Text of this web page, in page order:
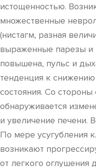
истощенностью.
множественные
(нистагм, разная
выраженные парезы и
повышена, пульс и
тенденция к
состояния. Со
обнаруживается
и увеличение печени.
По мере усугубления
возникают
от легкого оглушения